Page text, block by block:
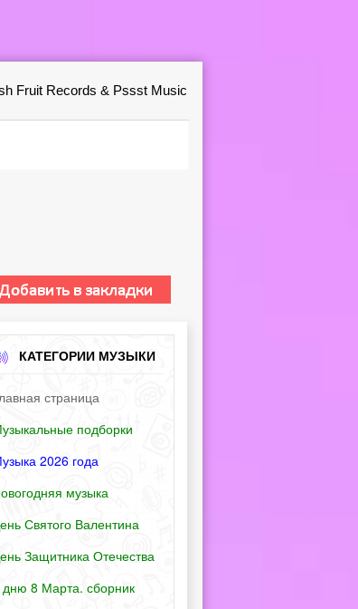
Fruit Records & Pssst Music
КАТЕГОРИИ МУЗЫКИ
страница
подборки
2026 года
музыка
Святого Валентина
Защитника Отечества
дню 8 Марта. сборник